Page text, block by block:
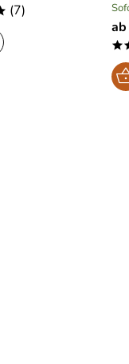
(7)